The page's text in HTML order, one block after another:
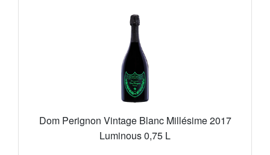
Dom Perignon Vintage Blanc Millésime 2017
Luminous 0,75 L